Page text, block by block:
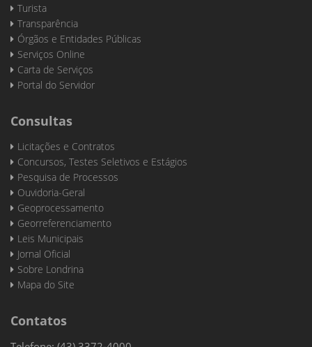
Turista
Transparência
Órgãos e Entidades Públicas
Serviços Online
Carta de Serviços
Portal do Servidor
Consultas
Licitações e Contratos
Concursos, Testes Seletivos e Estágios
Pesquisa de Processos
Ouvidoria-Geral
Geoprocessamento
Georreferenciamento
Leis Municipais
Jornal Oficial
Sobre Londrina
Mapa do Site
Contatos